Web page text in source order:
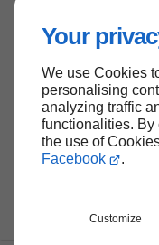
Your
We use Cookies
personalising
analyzing traffic
functionalities. By
the use of
Facebook
.
Customize